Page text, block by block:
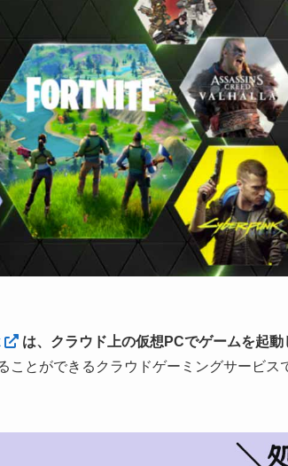
は、クラウド上の仮想PCでゲームを起
ことができるクラウドゲーミングサービス